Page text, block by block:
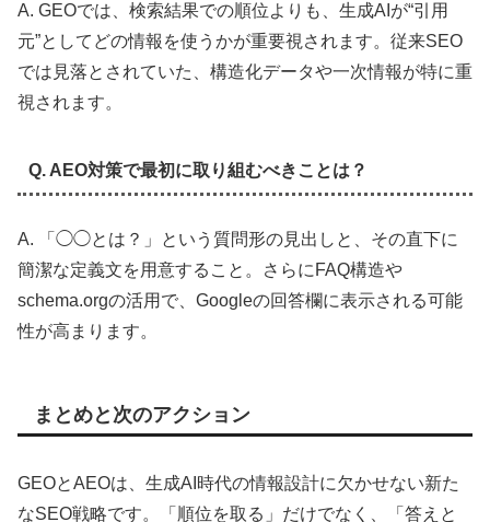
A. GEOでは、検索結果での順位よりも、生成AIが“引用
元”としてどの情報を使うかが重要視されます。従来SEO
では見落とされていた、構造化データや一次情報が特に重
視されます。
Q. AEO対策で最初に取り組むべきことは？
A. 「◯◯とは？」という質問形の見出しと、その直下に
簡潔な定義文を用意すること。さらにFAQ構造や
schema.orgの活用で、Googleの回答欄に表示される可能
性が高まります。
まとめと次のアクション
GEOとAEOは、生成AI時代の情報設計に欠かせない新た
なSEO戦略です。「順位を取る」だけでなく、「答えと